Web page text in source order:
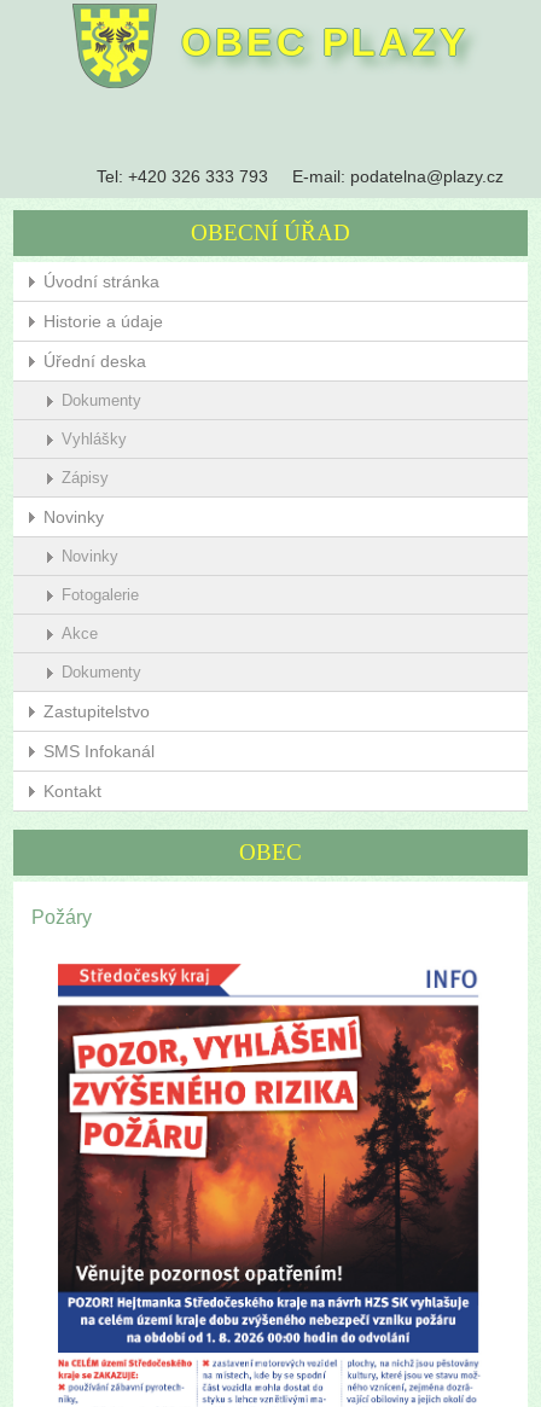
OBEC PLAZY
Tel: +420 326 333 793 E-mail: podatelna@plazy.cz
OBECNÍ ÚŘAD
Úvodní stránka
Historie a údaje
Úřední deska
Dokumenty
Vyhlášky
Zápisy
Novinky
Novinky
Fotogalerie
Akce
Dokumenty
Zastupitelstvo
SMS Infokanál
Kontakt
OBEC
Požáry